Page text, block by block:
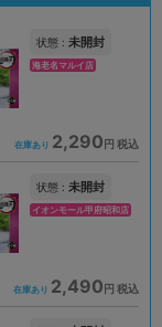
状態 : 未開封
海老名マルイ店
在庫あり 2,290 円 税込
状態 : 未開封
イオンモール甲府昭和店
在庫あり 2,490 円 税込